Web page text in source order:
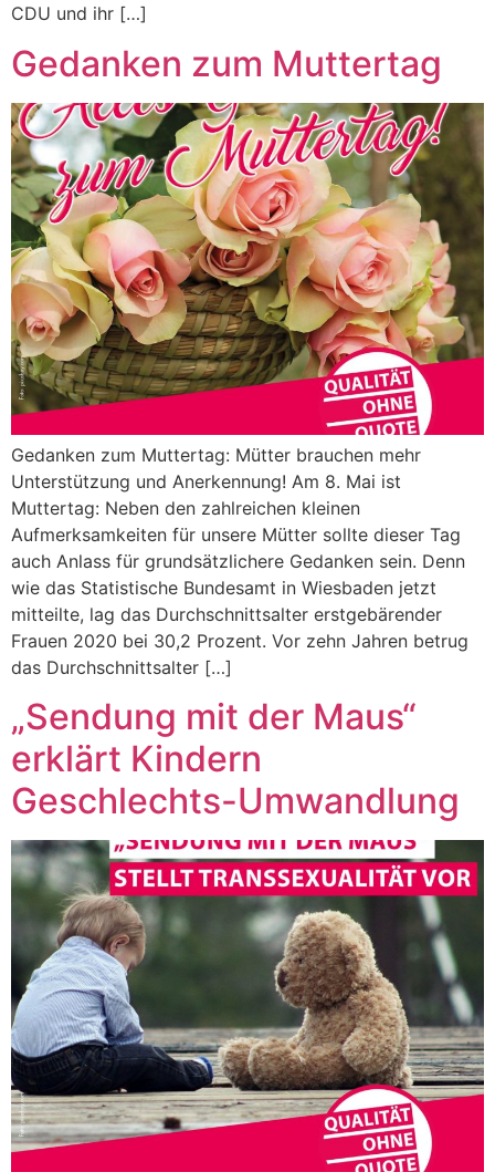
CDU und ihr […]
Gedanken zum Muttertag
Gedanken zum Muttertag: Mütter brauchen mehr
Unterstützung und Anerkennung! Am 8. Mai ist
Muttertag: Neben den zahlreichen kleinen
Aufmerksamkeiten für unsere Mütter sollte dieser Tag
auch Anlass für grundsätzlichere Gedanken sein. Denn
wie das Statistische Bundesamt in Wiesbaden jetzt
mitteilte, lag das Durchschnittsalter erstgebärender
Frauen 2020 bei 30,2 Prozent. Vor zehn Jahren betrug
das Durchschnittsalter […]
„Sendung mit der Maus“
erklärt Kindern
Geschlechts-Umwandlung